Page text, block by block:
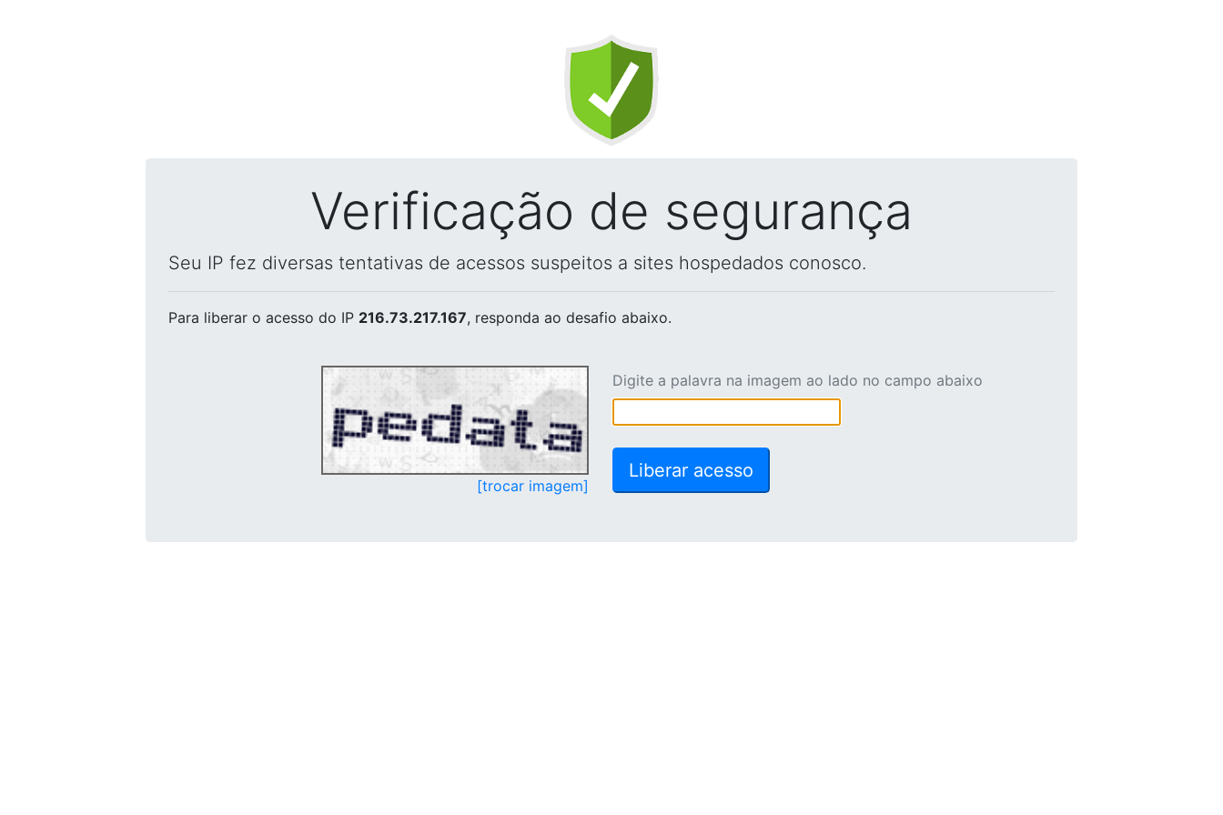
Verificação de segurança
Seu IP fez diversas tentativas de acessos suspeitos a sites hospedados conosco.
Para liberar o acesso do IP 216.73.217.167, responda ao desafio abaixo.
[trocar imagem]
Digite a palavra na imagem ao lado no campo abaixo